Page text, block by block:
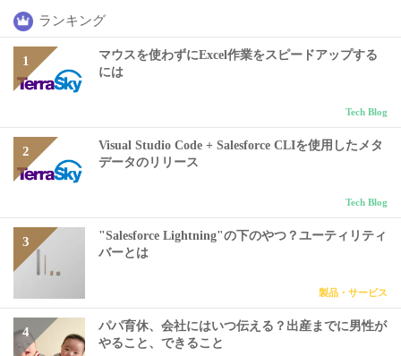
ランキング
マウスを使わずにExcel作業をスピードアップする
には
Tech Blog
Visual Studio Code + Salesforce CLIを使用したメタ
データのリリース
Tech Blog
"Salesforce Lightning"の下のやつ？ユーティリティ
バーとは
製品・サービス
パパ育休、会社にはいつ伝える？出産までに男性が
やること、できること